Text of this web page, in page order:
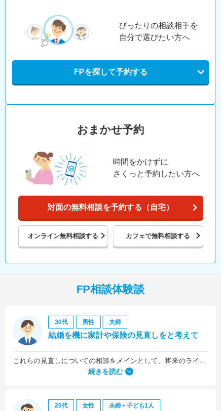
ぴったりの相談相手を
自分で選びたい方へ
FPを探して予約する
おまかせ予約
時間をかけずに
さくっと予約したい方へ
対面の無料相談を予約する（自宅）
オンライン無料相談する カフェで無料相談する
FP相談体験談
30代 男性 夫婦
結婚を機に家計や保険の見直しをと考えて
続きを読む
20代 女性 夫婦＋子ども1人